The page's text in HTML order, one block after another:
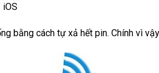
bằng cách tự xả hết pin. Chính vì